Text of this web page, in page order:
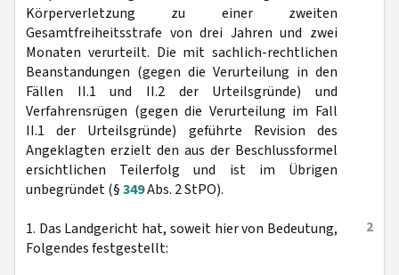
Körperverletzung zu einer zweiten
Gesamtfreiheitsstrafe von drei Jahren und zwei
Monaten verurteilt. Die mit sachlich-rechtlichen
Beanstandungen (gegen die Verurteilung in den
Fällen II.1 und II.2 der Urteilsgründe) und
Verfahrensrügen (gegen die Verurteilung im Fall
II.1 der Urteilsgründe) geführte Revision des
Angeklagten erzielt den aus der Beschlussformel
ersichtlichen Teilerfolg und ist im Übrigen
unbegründet (§349Abs. 2 StPO).
2
1. Das Landgericht hat, soweit hier von Bedeutung,
Folgendes festgestellt: